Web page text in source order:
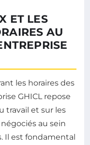
ET LES
AU
les horaires des
GHICL repose
travail et sur les
au sein
Il est fondamental